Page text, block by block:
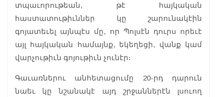
տպաւորութեան, թէ հայկական
հաստատութիւններ կը շարունակէին
գոյատեւել այնպէս մը, որ Պոլսէն դուրս որեւէ
այլ հայկական համայնք, եկեղեցի, վանք կամ
վարչութիւն գոյութիւն չունէր։
Գաւառներու անհետացումը 20-րդ դարուն
նաեւ կը նշանակէ այդ շրջաններէն լսուող